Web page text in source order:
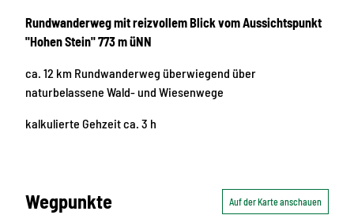
Rundwanderweg mit reizvollem Blick vom Aussichtspunkt
"Hohen Stein" 773 m üNN
ca. 12 km Rundwanderweg überwiegend über
naturbelassene Wald- und Wiesenwege
kalkulierte Gehzeit ca. 3 h
Wegpunkte Auf der Karte anschauen